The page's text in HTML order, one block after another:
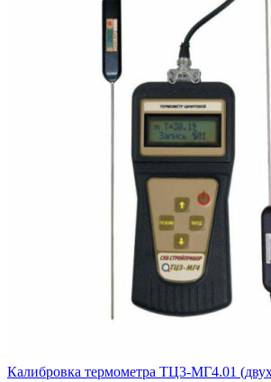
Калибровка термометра ТЦ3-МГ4.01